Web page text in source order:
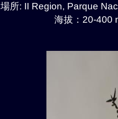
場所: II Region, Parque
海拔：20-400